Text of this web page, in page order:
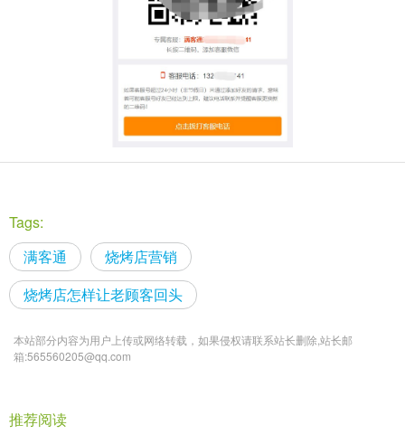
Tags:
满客通
烧烤店营销
烧烤店怎样让老顾客回头
本站部分内容为用户上传或网络转载，如果侵权请联系站长删除,站长邮
箱:565560205@qq.com
推荐阅读